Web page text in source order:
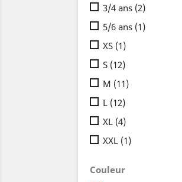
3/4 ans (2)
5/6 ans (1)
XS (1)
S (12)
M (11)
L (12)
XL (4)
XXL (1)
Couleur